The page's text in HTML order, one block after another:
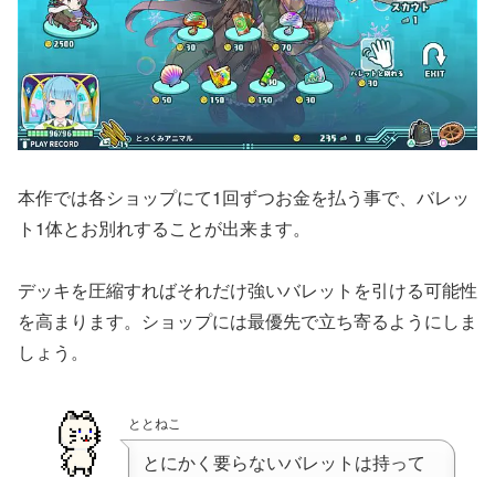
本作では各ショップにて1回ずつお金を払う事で、バレッ
ト1体とお別れすることが出来ます。
デッキを圧縮すればそれだけ強いバレットを引ける可能性
を高まります。ショップには最優先で立ち寄るようにしま
しょう。
ととねこ
とにかく要らないバレットは持って